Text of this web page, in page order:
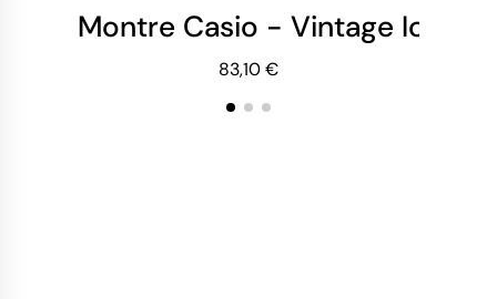
Montre Casio - Vintage
83,10 €